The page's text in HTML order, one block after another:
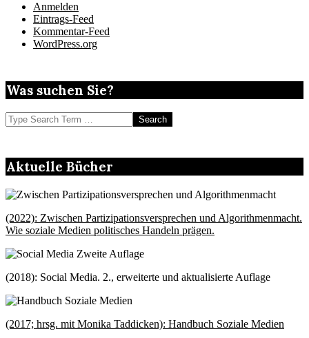
Anmelden
Eintrags-Feed
Kommentar-Feed
WordPress.org
Was suchen Sie?
Search
Aktuelle Bücher
(2022): Zwischen Partizipationsversprechen und Algorithmenmacht.
Wie soziale Medien politisches Handeln prägen.
(2018): Social Media. 2., erweiterte und aktualisierte Auflage
(2017; hrsg. mit Monika Taddicken): Handbuch Soziale Medien